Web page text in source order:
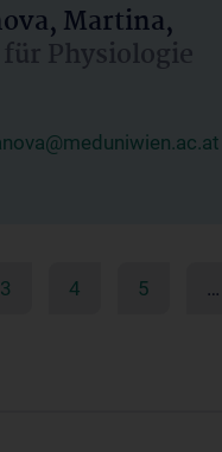
Martina,
Physiologie
3 4 5 …